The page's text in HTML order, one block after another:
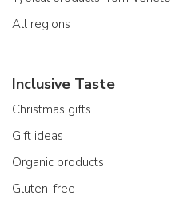
All regions
Inclusive Taste
Christmas gifts
Gift ideas
Organic products
Gluten-free